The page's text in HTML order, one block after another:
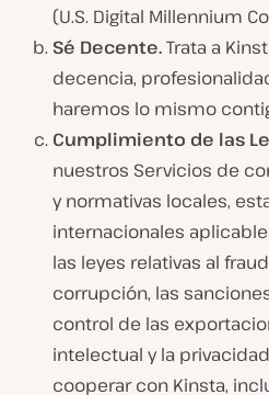
(U.S. Digital Millennium
Sé Decente.Trata a
decencia,
haremos lo mismo
Cumplimiento de las
nuestros Servicios de
y normativas locales,
internacionales
las leyes relativas al
corrupción, las
control de las
intelectual y la
cooperar con Kinsta,